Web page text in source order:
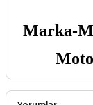
Marka-